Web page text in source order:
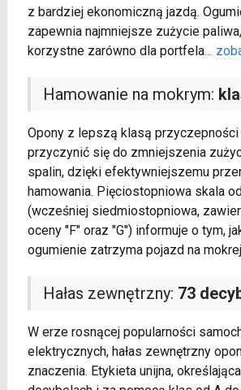
z bardziej ekonomiczną jazdą.
zapewnia najmniejsze zużycie
korzystne zarówno dla portfela...
Hamowanie na mokrym:
Opony z lepszą klasą przyczepności
przyczynić się do zmniejszenia
spalin, dzięki efektywniejszemu
hamowania. Pięciostopniowa skala
(wcześniej siedmiostopniowa,
oceny "F" oraz "G") informuje o tym,
ogumienie zatrzyma pojazd na mokrej
Hałas zewnętrzny: 73
W erze rosnącej popularności
elektrycznych, hałas zewnętrzny
znaczenia. Etykieta unijna,